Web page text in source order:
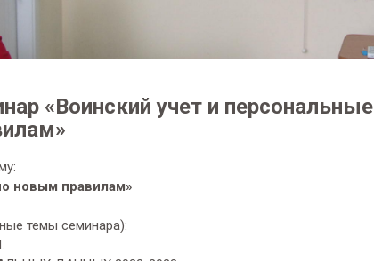
«Воинский учет и персональные
новым правилам»
темы семинара):